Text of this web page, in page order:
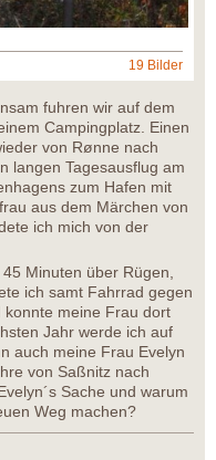
19 Bilder
fuhren wir auf dem
Campingplatz. Einen
von Rønne nach
langen Tagesausflug am
zum Hafen mit
aus dem Märchen von
ich mich von der
Minuten über Rügen,
ich samt Fahrrad gegen
konnte meine Frau dort
Jahr werde ich auf
auch meine Frau Evelyn
von Saßnitz nach
Sache und warum
Weg machen?